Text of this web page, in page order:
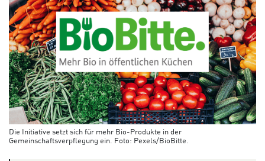
Die Initiative setzt sich für mehr Bio-Produkte in der
Gemeinschaftsverpflegung ein. Foto: Pexels/BioBitte.